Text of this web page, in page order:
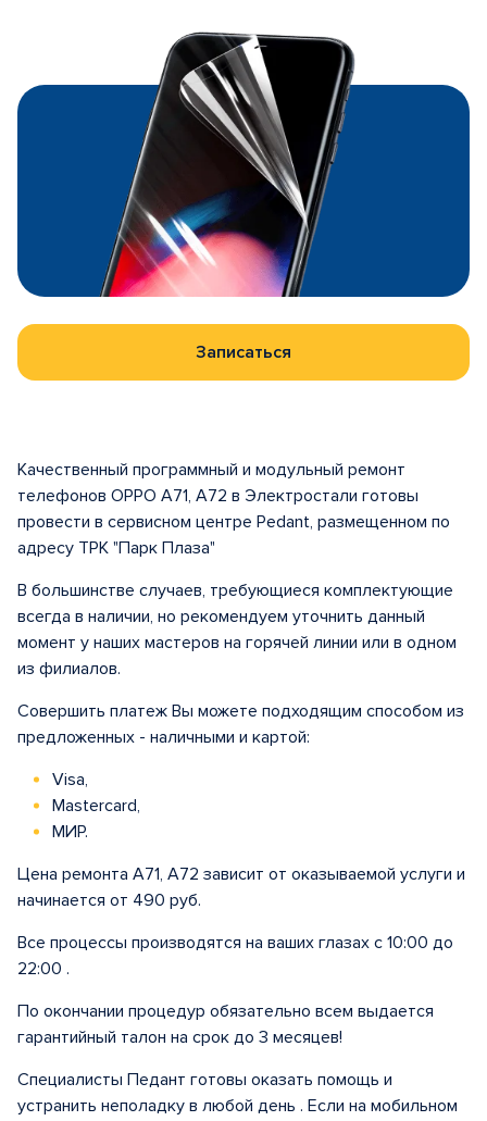
Записаться
Качественный программный и модульный ремонт
телефонов OPPO A71, A72 в Электростали готовы
провести в сервисном центре Pedant, размещенном по
адресу ТРК "Парк Плаза"
В большинстве случаев, требующиеся комплектующие
всегда в наличии, но рекомендуем уточнить данный
момент у наших мастеров на горячей линии или в одном
из филиалов.
Совершить платеж Вы можете подходящим способом из
предложенных - наличными и картой:
Visa,
Mastercard,
МИР.
Цена ремонта A71, A72 зависит от оказываемой услуги и
начинается от 490 руб.
Все процессы производятся на ваших глазах с 10:00 до
22:00 .
По окончании процедур обязательно всем выдается
гарантийный талон на срок до 3 месяцев!
Специалисты Педант готовы оказать помощь и
устранить неполадку в любой день . Если на мобильном